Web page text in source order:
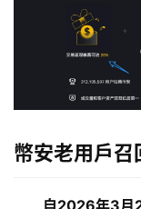
幣安老用戶